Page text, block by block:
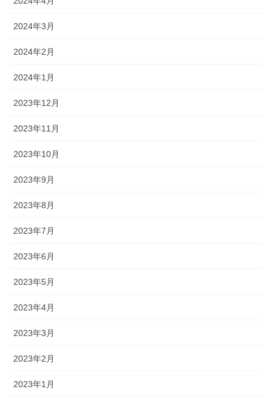
2024年3月
2024年2月
2024年1月
2023年12月
2023年11月
2023年10月
2023年9月
2023年8月
2023年7月
2023年6月
2023年5月
2023年4月
2023年3月
2023年2月
2023年1月